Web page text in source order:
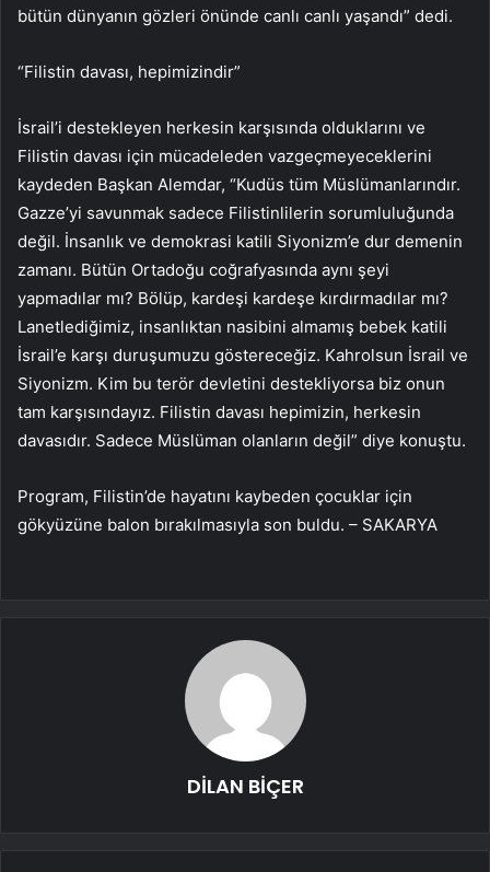
bütün dünyanın gözleri önünde canlı canlı yaşandı” dedi.
“Filistin davası, hepimizindir”
İsrail’i destekleyen herkesin karşısında olduklarını ve
Filistin davası için mücadeleden vazgeçmeyeceklerini
kaydeden Başkan Alemdar, “Kudüs tüm Müslümanlarındır.
Gazze’yi savunmak sadece Filistinlilerin sorumluluğunda
değil. İnsanlık ve demokrasi katili Siyonizm’e dur demenin
zamanı. Bütün Ortadoğu coğrafyasında aynı şeyi
yapmadılar mı? Bölüp, kardeşi kardeşe kırdırmadılar mı?
Lanetlediğimiz, insanlıktan nasibini almamış bebek katili
İsrail’e karşı duruşumuzu göstereceğiz. Kahrolsun İsrail ve
Siyonizm. Kim bu terör devletini destekliyorsa biz onun
tam karşısındayız. Filistin davası hepimizin, herkesin
davasıdır. Sadece Müslüman olanların değil” diye konuştu.
Program, Filistin’de hayatını kaybeden çocuklar için
gökyüzüne balon bırakılmasıyla son buldu. – SAKARYA
DİLAN BİÇER